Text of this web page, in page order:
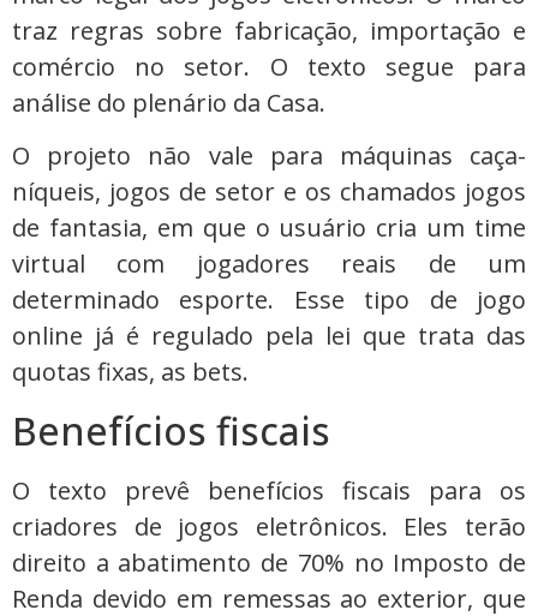
traz regras sobre fabricação, importação e
comércio no setor. O texto segue para
análise do plenário da Casa.
O projeto não vale para máquinas caça-
níqueis, jogos de setor e os chamados jogos
de fantasia, em que o usuário cria um time
virtual com jogadores reais de um
determinado esporte. Esse tipo de jogo
online já é regulado pela lei que trata das
quotas fixas, as bets.
Benefícios fiscais
O texto prevê benefícios fiscais para os
criadores de jogos eletrônicos. Eles terão
direito a abatimento de 70% no Imposto de
Renda devido em remessas ao exterior, que